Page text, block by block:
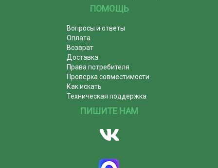
ПОМОЩЬ
Вопросы и ответы
Оплата
Возврат
Доставка
Права потребителя
Проверка совместимости
Как искать
Техническая поддержка
ПИШИТЕ НАМ